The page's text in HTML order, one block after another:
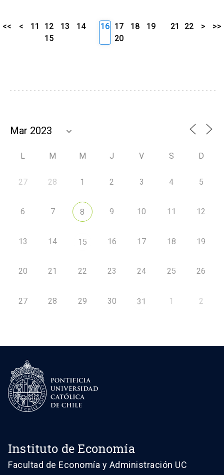
<< < 11 12 13
14
15
16 17 18
19
20
21 22 > >>
L M M J V S D
27 28 1 2 3 4 5
6 7 8 9 10 11 12
13 14 15 16 17 18 19
20 21 22 23 24 25 26
27 28 29 30 31 1 2
Instituto de Economía
Facultad de Economía y Administración UC